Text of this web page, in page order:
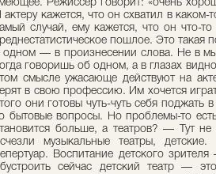
Режиссер говорит: «очень
актеру кажется, что он схватил в
случай, ему кажется, что он что-
пошлое. Это такая
одном — в произнесении слова. Не в
говоришь об одном, а в глазах
смысле ужасающе действуют на
в свою профессию. Им хочется
они готовы чуть-чуть себя поджать
бытовые вопросы. Но проблемы-то
больше, а театров? — Тут
музыкальные театры,
Воспитание детского
сейчас детский театр —